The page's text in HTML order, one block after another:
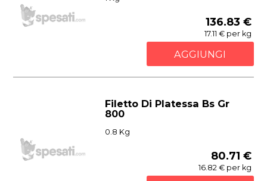
136.83 €
17.11 € per kg
AGGIUNGI
Filetto Di Platessa Bs Gr
800
0.8 Kg
80.71 €
16.82 € per kg